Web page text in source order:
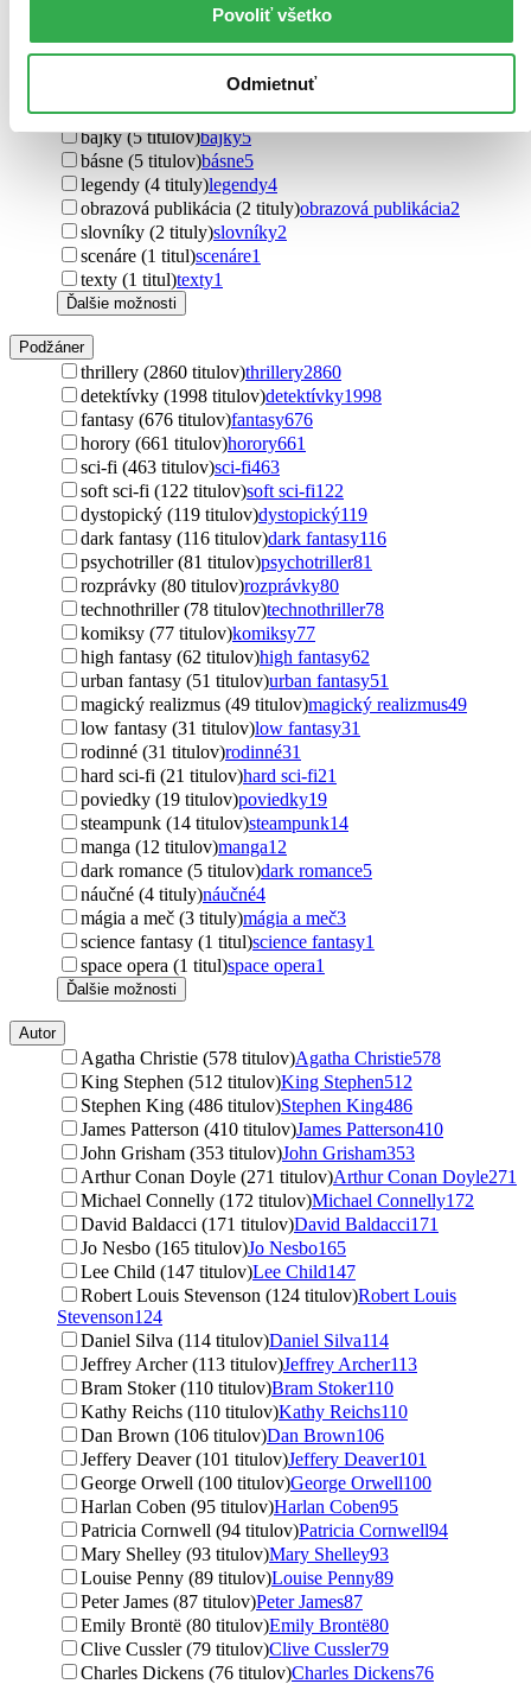
Povoliť všetko
Odmietnuť
romány (9148 titulov)romány9148
učebnice (257 titulov)učebnice257
novela (80 titulov)novela80
bájky (5 titulov)bájky5
básne (5 titulov)básne5
legendy (4 tituly)legendy4
obrazová publikácia (2 tituly)obrazová publikácia2
slovníky (2 tituly)slovníky2
scenáre (1 titul)scenáre1
texty (1 titul)texty1
Ďalšie možnosti
Podžáner
thrillery (2860 titulov)thrillery2860
detektívky (1998 titulov)detektívky1998
fantasy (676 titulov)fantasy676
horory (661 titulov)horory661
sci-fi (463 titulov)sci-fi463
soft sci-fi (122 titulov)soft sci-fi122
dystopický (119 titulov)dystopický119
dark fantasy (116 titulov)dark fantasy116
psychotriller (81 titulov)psychotriller81
rozprávky (80 titulov)rozprávky80
technothriller (78 titulov)technothriller78
komiksy (77 titulov)komiksy77
high fantasy (62 titulov)high fantasy62
urban fantasy (51 titulov)urban fantasy51
magický realizmus (49 titulov)magický realizmus49
low fantasy (31 titulov)low fantasy31
rodinné (31 titulov)rodinné31
hard sci-fi (21 titulov)hard sci-fi21
poviedky (19 titulov)poviedky19
steampunk (14 titulov)steampunk14
manga (12 titulov)manga12
dark romance (5 titulov)dark romance5
náučné (4 tituly)náučné4
mágia a meč (3 tituly)mágia a meč3
science fantasy (1 titul)science fantasy1
space opera (1 titul)space opera1
Ďalšie možnosti
Autor
Agatha Christie (578 titulov)Agatha Christie578
King Stephen (512 titulov)King Stephen512
Stephen King (486 titulov)Stephen King486
James Patterson (410 titulov)James Patterson410
John Grisham (353 titulov)John Grisham353
Arthur Conan Doyle (271 titulov)Arthur Conan Doyle271
Michael Connelly (172 titulov)Michael Connelly172
David Baldacci (171 titulov)David Baldacci171
Jo Nesbo (165 titulov)Jo Nesbo165
Lee Child (147 titulov)Lee Child147
Robert Louis Stevenson (124 titulov)Robert Louis
Stevenson124
Daniel Silva (114 titulov)Daniel Silva114
Jeffrey Archer (113 titulov)Jeffrey Archer113
Bram Stoker (110 titulov)Bram Stoker110
Kathy Reichs (110 titulov)Kathy Reichs110
Dan Brown (106 titulov)Dan Brown106
Jeffery Deaver (101 titulov)Jeffery Deaver101
George Orwell (100 titulov)George Orwell100
Harlan Coben (95 titulov)Harlan Coben95
Patricia Cornwell (94 titulov)Patricia Cornwell94
Mary Shelley (93 titulov)Mary Shelley93
Louise Penny (89 titulov)Louise Penny89
Peter James (87 titulov)Peter James87
Emily Brontë (80 titulov)Emily Brontë80
Clive Cussler (79 titulov)Clive Cussler79
Charles Dickens (76 titulov)Charles Dickens76